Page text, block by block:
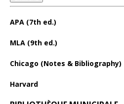
APA (7th ed.)
MLA (9th ed.)
Chicago (Notes & Bibliography)
Harvard